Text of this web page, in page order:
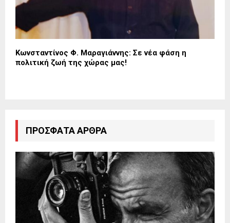
Κωνσταντίνος Φ. Μαραγιάννης: Σε νέα φάση η
πολιτική ζωή της χώρας μας!
ΠΡΌΣΦΑΤΑ ΆΡΘΡΑ